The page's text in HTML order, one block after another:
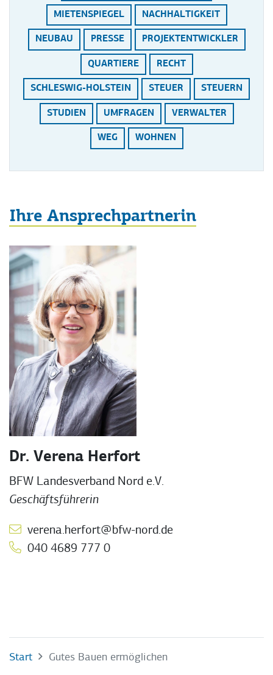
MIETENSPIEGEL NACHHALTIGKEIT
NEUBAU PRESSE PROJEKTENTWICKLER
QUARTIERE RECHT
SCHLESWIG-HOLSTEIN STEUER STEUERN
STUDIEN UMFRAGEN VERWALTER
WEG WOHNEN
Ihre Ansprechpartnerin
Dr. Verena Herfort
BFW Landesverband Nord e.V.
Geschäftsführerin
verena.herfort@bfw-nord.de
040 4689 777 0
Start Gutes Bauen ermöglichen